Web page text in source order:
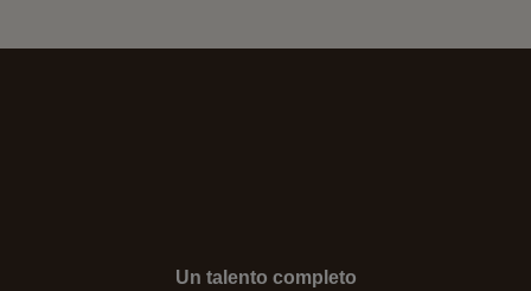
Un talento completo